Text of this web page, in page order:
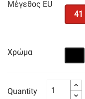
Μέγεθος EU
41
Χρώμα
Quantity